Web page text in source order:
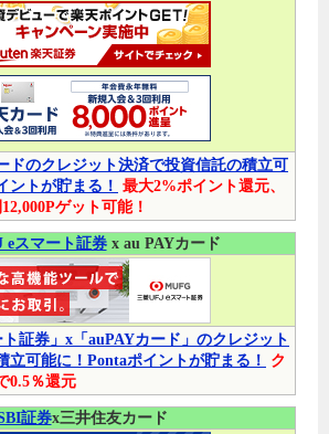
ドのクレジット決済で投資信託の積立可
ントが貯まる！ 最大2%ポイント還元、
ゲット可能！
eスマート証券x au PAYカード
ト証券」x「auPAYカード」のクレジット
立可能に！Pontaポイントが貯まる！
ク
0.5％還元
証券x三井住友カード